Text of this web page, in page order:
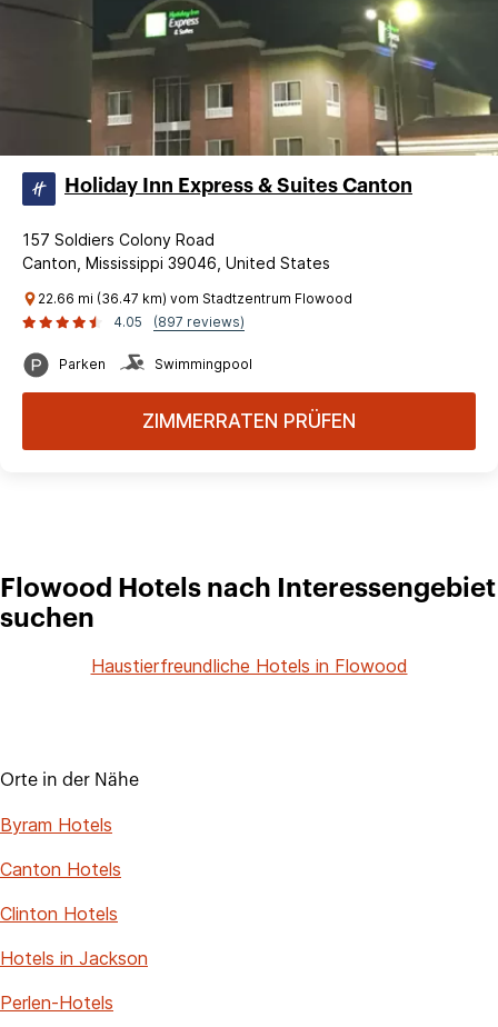
Holiday Inn Express & Suites Canton
157 Soldiers Colony Road
Canton, Mississippi 39046, United States
22.66 mi (36.47 km) vom Stadtzentrum Flowood
4.05
(897 reviews)
Parken Swimmingpool
ZIMMERRATEN PRÜFEN
Flowood Hotels nach Interessengebiet
suchen
Haustierfreundliche Hotels in Flowood
Orte in der Nähe
Byram Hotels
Canton Hotels
Clinton Hotels
Hotels in Jackson
Perlen-Hotels